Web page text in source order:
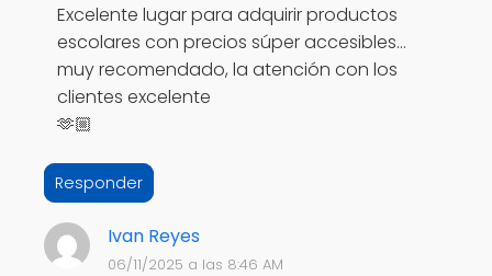
Excelente lugar para adquirir productos
escolares con precios súper accesibles…
muy recomendado, la atención con los
clientes excelente
🫶🏼
Responder
Ivan Reyes
06/11/2025 a las 8:46 AM